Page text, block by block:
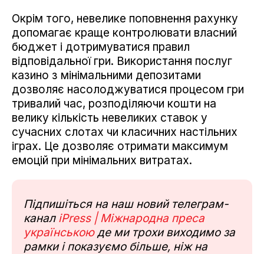
Окрім того, невелике поповнення рахунку
допомагає краще контролювати власний
бюджет і дотримуватися правил
відповідальної гри. Використання послуг
казино з мінімальними депозитами
дозволяє насолоджуватися процесом гри
тривалий час, розподіляючи кошти на
велику кількість невеликих ставок у
сучасних слотах чи класичних настільних
іграх. Це дозволяє отримати максимум
емоцій при мінімальних витратах.
Підпишіться на наш новий телеграм-
канал iPress | Міжнародна преса
українськоюде ми трохи виходимо за
рамки і показуємо більше, ніж на